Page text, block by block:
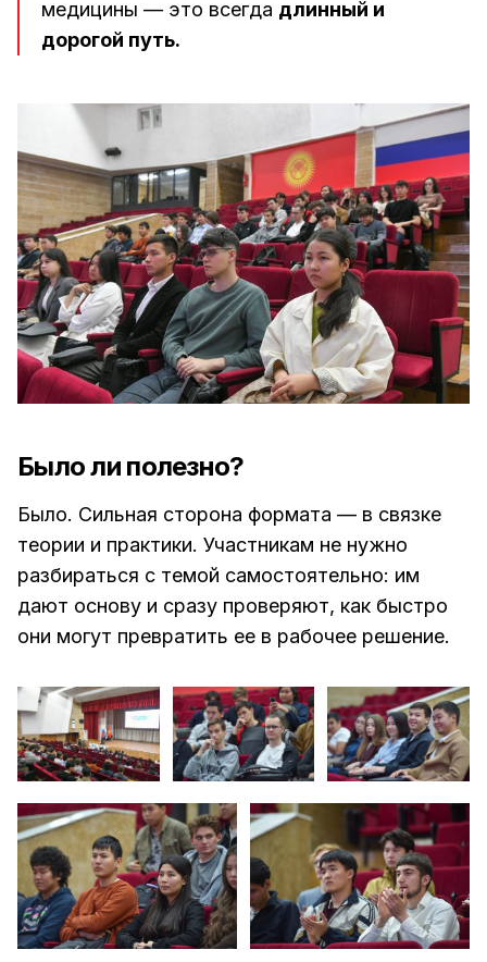
медицины — это всегда длинный и
дорогой путь.
Было ли полезно?
Было. Сильная сторона формата — в связке
теории и практики. Участникам не нужно
разбираться с темой самостоятельно: им
дают основу и сразу проверяют, как быстро
они могут превратить ее в рабочее решение.